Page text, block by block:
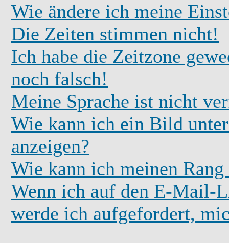
Wie ändere ich meine
Die Zeiten stimmen nicht!
Ich habe die Zeitzone
noch falsch!
Meine Sprache ist nicht
Wie kann ich ein Bild
anzeigen?
Wie kann ich meinen Rang
Wenn ich auf den E-Mail-
werde ich aufgefordert,